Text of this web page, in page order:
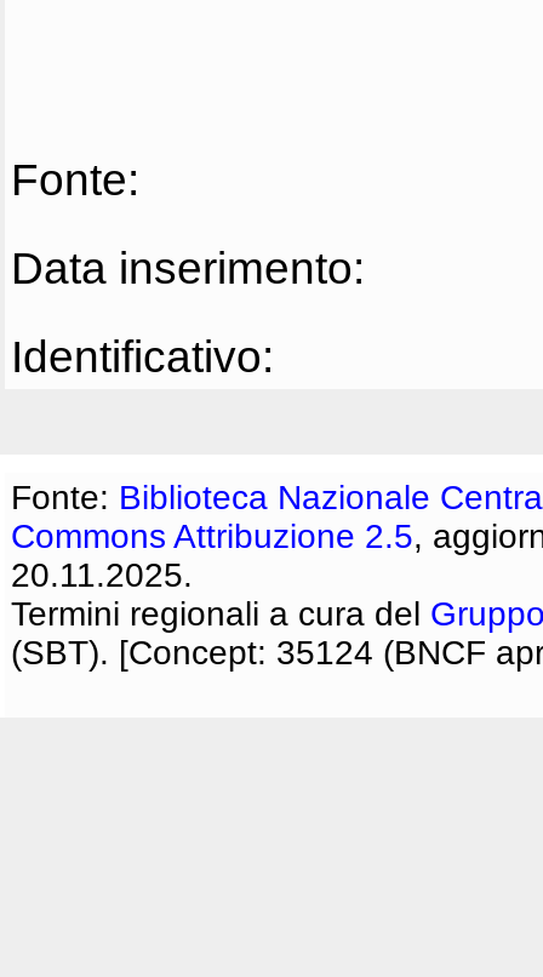
Fonte:
Data inserimento:
Identificativo:
Fonte: Biblioteca Nazionale
Commons Attribuzione 2.5,
20.11.2025.
Termini regionali a cura del
(SBT). [Concept: 35124 (BNCF